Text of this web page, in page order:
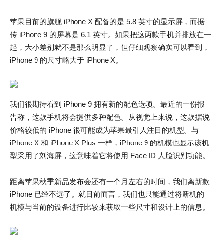
苹果目前的旗舰 iPhone X 配备的是 5.8 英寸的显示屏，而据
传 iPhone 9 的屏幕是 6.1 英寸。如果把这两款手机并排放在一
起，大小差别就不是那么明显了，但仔细观察确实可以看到，
iPhone 9 的尺寸略大于 iPhone X。
我们很期待看到 iPhone 9 拥有新的配色选项。最近的一份报
告称，这款手机将会提供多种配色。从视觉上来说，这款据说
价格较低的 iPhone 很可能成为苹果最引人注目的机型。与
iPhone X 和 iPhone X Plus 一样，iPhone 9 的机模也显示该机
型采用了刘海屏，这意味着它将使用 Face ID 人脸识别功能。
距离苹果秋季新品发布会还有一个月左右的时间，我们离新款
iPhone 已经不远了。就目前而言，我们也只能通过将新机的
机模与当前的设备进行比较来获取一些尺寸和设计上的信息。